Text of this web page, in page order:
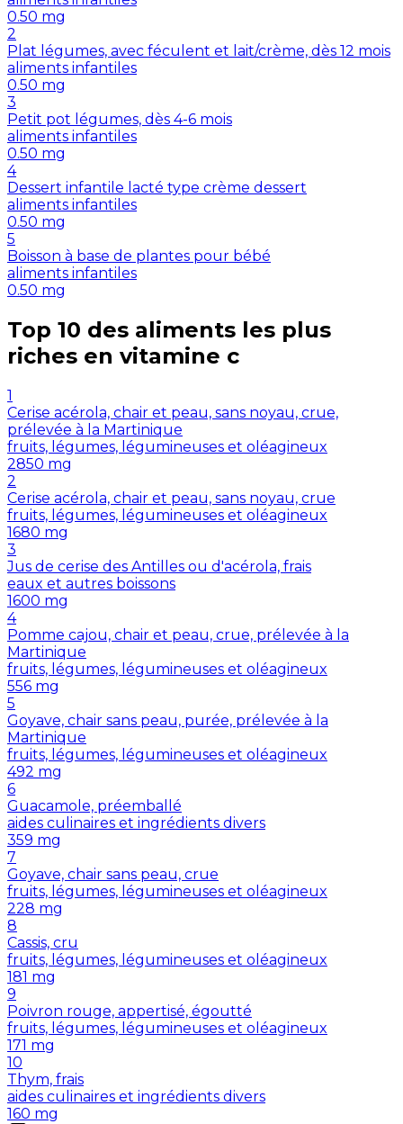
0.50 mg
2
Plat légumes, avec féculent et lait/crème, dès 12 mois
aliments infantiles
0.50 mg
3
Petit pot légumes, dès 4-6 mois
aliments infantiles
0.50 mg
4
Dessert infantile lacté type crème dessert
aliments infantiles
0.50 mg
5
Boisson à base de plantes pour bébé
aliments infantiles
0.50 mg
Top 10 des aliments les plus
riches en vitamine c
1
Cerise acérola, chair et peau, sans noyau, crue,
prélevée à la Martinique
fruits, légumes, légumineuses et oléagineux
2850 mg
2
Cerise acérola, chair et peau, sans noyau, crue
fruits, légumes, légumineuses et oléagineux
1680 mg
3
Jus de cerise des Antilles ou d'acérola, frais
eaux et autres boissons
1600 mg
4
Pomme cajou, chair et peau, crue, prélevée à la
Martinique
fruits, légumes, légumineuses et oléagineux
556 mg
5
Goyave, chair sans peau, purée, prélevée à la
Martinique
fruits, légumes, légumineuses et oléagineux
492 mg
6
Guacamole, préemballé
aides culinaires et ingrédients divers
359 mg
7
Goyave, chair sans peau, crue
fruits, légumes, légumineuses et oléagineux
228 mg
8
Cassis, cru
fruits, légumes, légumineuses et oléagineux
181 mg
9
Poivron rouge, appertisé, égoutté
fruits, légumes, légumineuses et oléagineux
171 mg
10
Thym, frais
aides culinaires et ingrédients divers
160 mg